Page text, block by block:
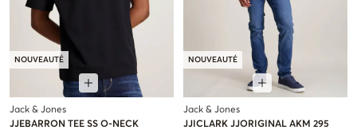
NOUVEAUTÉ
Jack & Jones
JJEBARRON TEE SS O-NECK
NOUVEAUTÉ
Jack & Jones
JJICLARK JJORIGINAL AKM 295